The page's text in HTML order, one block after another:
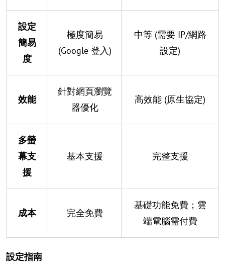
設定
簡易
度
極度簡易
(Google 登入)
中等 (需要 IP/網路
設定)
效能
針對網頁瀏覽
器優化
高效能 (原生協定)
多螢
幕支
援
基本支援 完整支援
成本 完全免費
基礎功能免費；雲
端電腦需付費
設定指南